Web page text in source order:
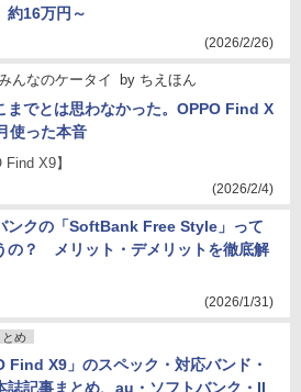
16万円～
(2026/2/26)
んなのケータイ by ちえほん
までとは思わなかった。OPPO Find X
使った本音
Find X9】
(2026/2/4)
ンクの「SoftBank Free Style」って
の？ メリット・デメリットを徹底解
(2026/1/31)
とめ
Find X9」のスペック・対応バンド・
誌記事まとめ、au・ソフトバンク・II